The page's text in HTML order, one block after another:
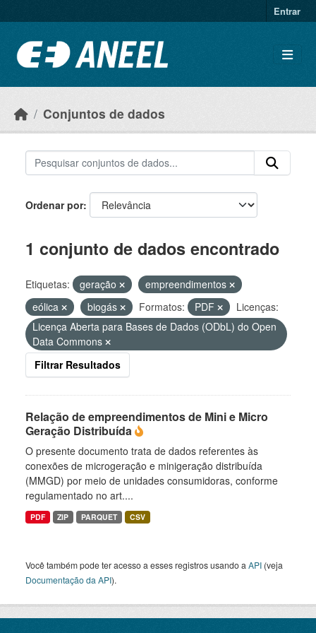
Entrar
Conjuntos de dados
Ordenar por
1 conjunto de dados encontrado
Etiquetas: geração
empreendimentos
eólica
biogás Formatos: PDF
Licenças:
Licença Aberta para Bases de Dados (ODbL) do Open
Data Commons
Filtrar Resultados
Relação de empreendimentos de Mini e Micro
Geração Distribuída
O presente documento trata de dados referentes às
conexões de microgeração e minigeração distribuída
(MMGD) por meio de unidades consumidoras, conforme
regulamentado no art....
PDF ZIP PARQUET CSV
Você também pode ter acesso a esses registros usando a API (veja
Documentação da API).